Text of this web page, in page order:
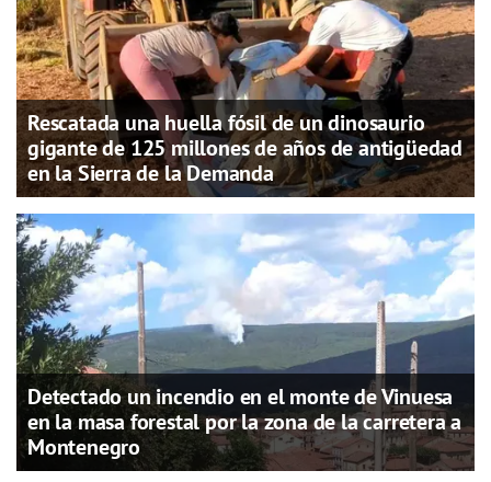
Rescatada una huella fósil de un dinosaurio
gigante de 125 millones de años de antigüedad
en la Sierra de la Demanda
Detectado un incendio en el monte de Vinuesa
en la masa forestal por la zona de la carretera a
Montenegro